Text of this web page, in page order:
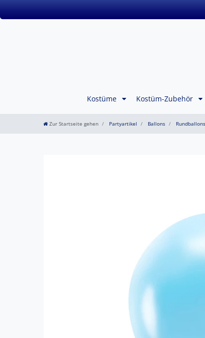
Kostüme Kostüm-Zubehör
Zur Startseite gehen Partyartikel Ballons Rundballons